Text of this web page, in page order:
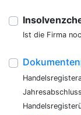
Ist die Firma